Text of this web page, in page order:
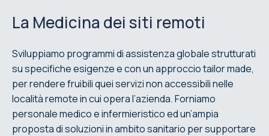
La Medicina dei siti remoti
Sviluppiamo programmi di assistenza globale strutturati
su specifiche esigenze e con un approccio tailor made,
per rendere fruibili quei servizi non accessibili nelle
località remote in cui opera l’azienda. Forniamo
personale medico e infermieristico ed un’ampia
proposta di soluzioni in ambito sanitario per supportare